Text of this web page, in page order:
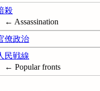
殺
← Assassination
僚政治
民戦線
← Popular fronts